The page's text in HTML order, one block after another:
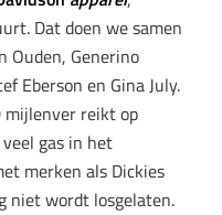
Dat doen we samen
Ouden, Generino
Eberson en Gina July.
mijlenver reikt op
gas in het
merken als Dickies
niet wordt losgelaten.